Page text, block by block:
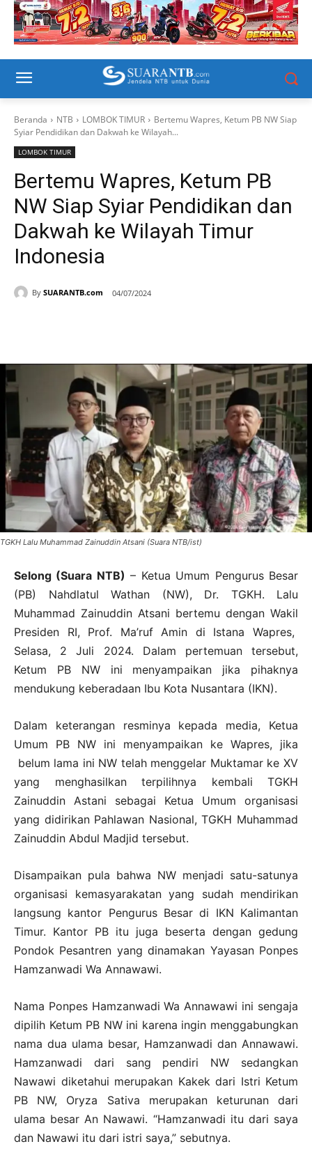
Beranda NTB LOMBOK TIMUR
Bertemu Wapres, Ketum PB NW Siap
Syiar Pendidikan dan Dakwah ke Wilayah...
LOMBOK TIMUR
Bertemu Wapres, Ketum PB
NW Siap Syiar Pendidikan dan
Dakwah ke Wilayah Timur
Indonesia
By SUARANTB.com 04/07/2024
TGKH Lalu Muhammad Zainuddin Atsani (Suara NTB/ist)
Selong (Suara NTB) – Ketua Umum Pengurus Besar
(PB) Nahdlatul Wathan (NW), Dr. TGKH. Lalu
Muhammad Zainuddin Atsani bertemu dengan Wakil
Presiden RI, Prof. Ma’ruf Amin di Istana Wapres,
Selasa, 2 Juli 2024. Dalam pertemuan tersebut,
Ketum PB NW ini menyampaikan jika pihaknya
mendukung keberadaan Ibu Kota Nusantara (IKN).
Dalam keterangan resminya kepada media, Ketua
Umum PB NW ini menyampaikan ke Wapres, jika
belum lama ini NW telah menggelar Muktamar ke XV
yang menghasilkan terpilihnya kembali TGKH
Zainuddin Astani sebagai Ketua Umum organisasi
yang didirikan Pahlawan Nasional, TGKH Muhammad
Zainuddin Abdul Madjid tersebut.
Disampaikan pula bahwa NW menjadi satu-satunya
organisasi kemasyarakatan yang sudah mendirikan
langsung kantor Pengurus Besar di IKN Kalimantan
Timur. Kantor PB itu juga beserta dengan gedung
Pondok Pesantren yang dinamakan Yayasan Ponpes
Hamzanwadi Wa Annawawi.
Nama Ponpes Hamzanwadi Wa Annawawi ini sengaja
dipilih Ketum PB NW ini karena ingin menggabungkan
nama dua ulama besar, Hamzanwadi dan Annawawi.
Hamzanwadi dari sang pendiri NW sedangkan
Nawawi diketahui merupakan Kakek dari Istri Ketum
PB NW, Oryza Sativa merupakan keturunan dari
ulama besar An Nawawi. “Hamzanwadi itu dari saya
dan Nawawi itu dari istri saya,” sebutnya.